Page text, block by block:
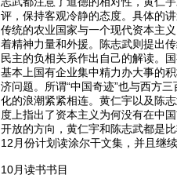
评，保持客观冷静的态度。具体的
传统的农业国家与一个现代资本主
着精神力量和外援。陈志武则提出
民主的负相关系作出自己的解读。
基本上国有企业集中精力办大事的
济问题。所谓“中国奇迹”也与西方
化的浪潮紧紧相连。黄仁宇以及陈
度上指出了资本主义为何没有在中
开放的方向，黄仁宇和陈志武都是
12月份计划读涂尔干文集，并且继
10月读书书目